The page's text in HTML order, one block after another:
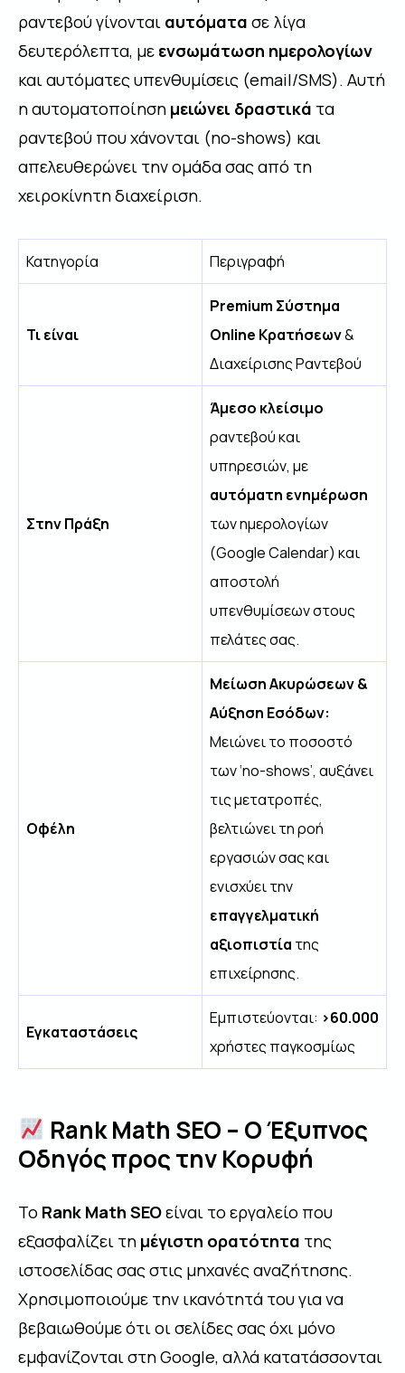
ραντεβού γίνονται αυτόματα σε λίγα
δευτερόλεπτα, με ενσωμάτωση ημερολογίων
και αυτόματες υπενθυμίσεις (email/SMS). Αυτή
η αυτοματοποίηση μειώνει δραστικά τα
ραντεβού που χάνονται (no-shows) και
απελευθερώνει την ομάδα σας από τη
χειροκίνητη διαχείριση.
Κατηγορία Περιγραφή
Τι είναι
Premium Σύστημα
Online Κρατήσεων&
Διαχείρισης Ραντεβού
Στην Πράξη
Άμεσο κλείσιμο
ραντεβού και
υπηρεσιών, με
αυτόματη ενημέρωση
των ημερολογίων
(Google Calendar) και
αποστολή
υπενθυμίσεων στους
πελάτες σας.
Οφέλη
Μείωση Ακυρώσεων &
Αύξηση Εσόδων:
Μειώνει το ποσοστό
των ‘no-shows’, αυξάνει
τις μετατροπές,
βελτιώνει τη ροή
εργασιών σας και
ενισχύει την
επαγγελματική
αξιοπιστία της
επιχείρησης.
Εγκαταστάσεις
Εμπιστεύονται: >60.000
χρήστες παγκοσμίως
Rank Math SEO – Ο Έξυπνος
Οδηγός προς την Κορυφή
Το Rank Math SEOείναι το εργαλείο που
εξασφαλίζει τη μέγιστη ορατότητα της
ιστοσελίδας σας στις μηχανές αναζήτησης.
Χρησιμοποιούμε την ικανότητά του για να
βεβαιωθούμε ότι οι σελίδες σας όχι μόνο
εμφανίζονται στη Google, αλλά κατατάσσονται